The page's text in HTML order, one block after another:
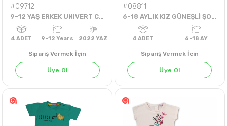
SİYAH
#09712
9-12 YAŞ ERKEK UNIVERT CEPLİ ŞORTLU TAKIM
Sipariş Vermek İçin
Üye Ol
#08811
6-18 AYLIK KIZ GÜNEŞLİ ŞORTLU TAKIM
Sipariş Vermek İçin
Üye Ol